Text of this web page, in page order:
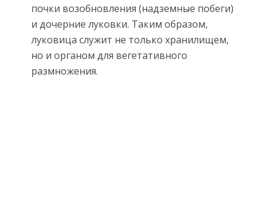
почки возобновления (надземные побеги)
и дочерние луковки. Таким образом,
луковица служит не только хранилищем,
но и органом для вегетативного
размножения.